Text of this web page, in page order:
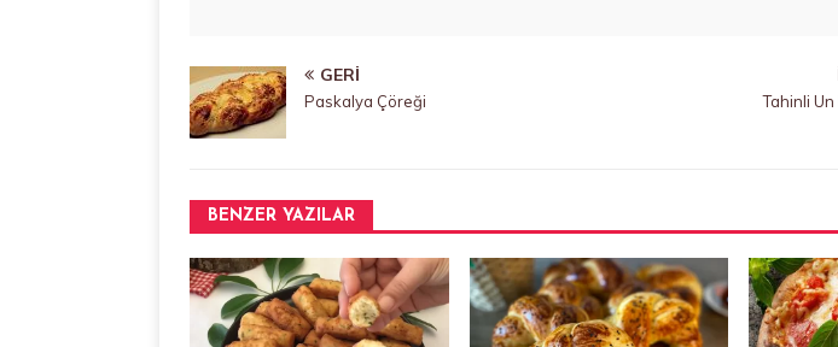
GERI
Paskalya Çöreği Tahinli Un
BENZER YAZILAR